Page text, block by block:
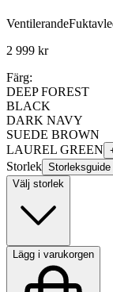
Ventilerande
2 999 kr
Färg:
DEEP FOREST
BLACK
DARK NAVY
SUEDE BROWN
LAUREL GREEN
Storlek Storleksguide
Välj storlek
Lägg i varukorgen